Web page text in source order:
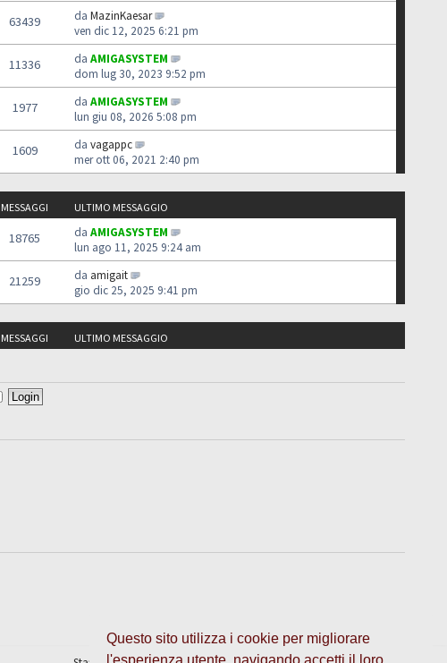
Questo sito utilizza i cookie per migliorare
l'esperienza utente, navigando accetti il loro
63439 da MazinKaesar
ven dic 12, 2025 6:21 pm
11336 da AMIGASYSTEM
dom lug 30, 2023 9:52 pm
1977 da AMIGASYSTEM
lun giu 08, 2026 5:08 pm
1609 da vagappc
mer ott 06, 2021 2:40 pm
MESSAGGI ULTIMO MESSAGGIO
18765 da AMIGASYSTEM
lun ago 11, 2025 9:24 am
21259 da amigait
gio dic 25, 2025 9:41 pm
MESSAGGI ULTIMO MESSAGGIO